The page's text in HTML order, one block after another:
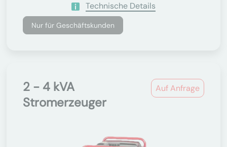
Technische Details
Nur für Geschäftskunden
Auf Anfrage
2 - 4 kVA
Stromerzeuger